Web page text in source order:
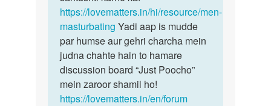
https://lovematters.in/hi/resource/men-
masturbating Yadi aap is mudde
par humse aur gehri charcha mein
judna chahte hain to hamare
discussion board “Just Poocho”
mein zaroor shamil ho!
https://lovematters.in/en/forum